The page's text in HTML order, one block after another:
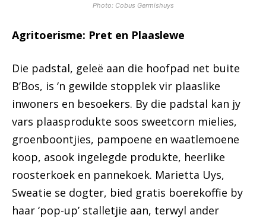
Photo: Cobus Germishuys
Agritoerisme: Pret en Plaaslewe
Die padstal, geleë aan die hoofpad net buite
B’Bos, is ‘n gewilde stopplek vir plaaslike
inwoners en besoekers. By die padstal kan jy
vars plaasprodukte soos sweetcorn mielies,
groenboontjies, pampoene en waatlemoene
koop, asook ingelegde produkte, heerlike
roosterkoek en pannekoek. Marietta Uys,
Sweatie se dogter, bied gratis boerekoffie by
haar ‘pop-up’ stalletjie aan, terwyl ander